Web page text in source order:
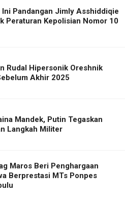
Ini Pandangan Jimly Asshiddiqie
Peraturan Kepolisian Nomor 10
Rudal Hipersonik Oreshnik
Akhir 2025
Mandek, Putin Tegaskan
Langkah Militer
Maros Beri Penghargaan
Berprestasi MTs Ponpes